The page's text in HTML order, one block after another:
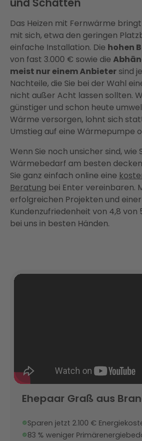
Das Heizen mit Fernwärme
mit sich, etwa den geringen
einfache Installation. Die hohen
von fast 3.000 € sowie die
meist nur einem Anbieter sind
Nachteile, die Sie bei der Wahl
nicht außer Acht lassen sollten.
günstiger und schon heute
Wärme versorgen, lohnt sich
Umstieg auf eine Wärmepumpe
Wenn Sie noch unsicher sind, wie
Wärmebedarf am besten
Sie ganz einfach online eine
Beratung bei Enter vereinbaren.
erfolgreichen Projekten und einer
Kundenzufriedenheit von 4,8 von
bei uns in besten Händen.
Ehepaar Graß aus
Sparen jetzt 2.100 €
83 % weniger